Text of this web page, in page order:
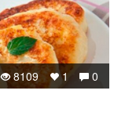
0
1
8109